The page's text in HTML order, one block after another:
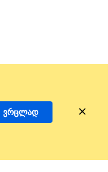
ვრცლად